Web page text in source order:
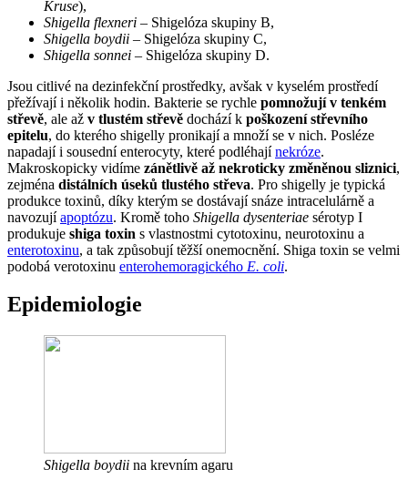
Kruse),
Shigella flexneri – Shigelóza skupiny B,
Shigella boydii – Shigelóza skupiny C,
Shigella sonnei – Shigelóza skupiny D.
Jsou citlivé na dezinfekční prostředky, avšak v kyselém prostředí
přežívají i několik hodin. Bakterie se rychle pomnožují v tenkém
střevě, ale až v tlustém střevě dochází k poškození střevního
epitelu, do kterého shigelly pronikají a množí se v nich. Posléze
napadají i sousední enterocyty, které podléhajínekróze.
Makroskopicky vidíme zánětlivě až nekroticky změněnou sliznici,
zejména distálních úseků tlustého střeva. Pro shigelly je typická
produkce toxinů, díky kterým se dostávají snáze intracelulárně a
navozujíapoptózu. Kromě toho Shigella dysenteriae sérotyp I
produkuje shiga toxin s vlastnostmi cytotoxinu, neurotoxinu a
enterotoxinu, a tak způsobují těžší onemocnění. Shiga toxin se velmi
podobá verotoxinu enterohemoragického E. coli.
Epidemiologie
Shigella boydii na krevním agaru